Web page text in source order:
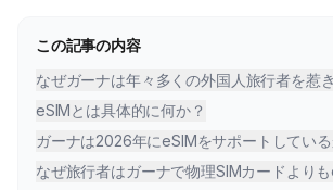
この記事の内容
なぜガーナは年々多くの外国人旅行者を惹
eSIMとは具体的に何か？
ガーナは2026年にeSIMをサポートしている
なぜ旅行者はガーナで物理SIMカードより